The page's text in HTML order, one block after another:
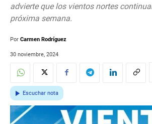
advierte que los vientos nortes
próxima semana.
Por Carmen Rodríguez
30 noviembre, 2024
Escuchar nota